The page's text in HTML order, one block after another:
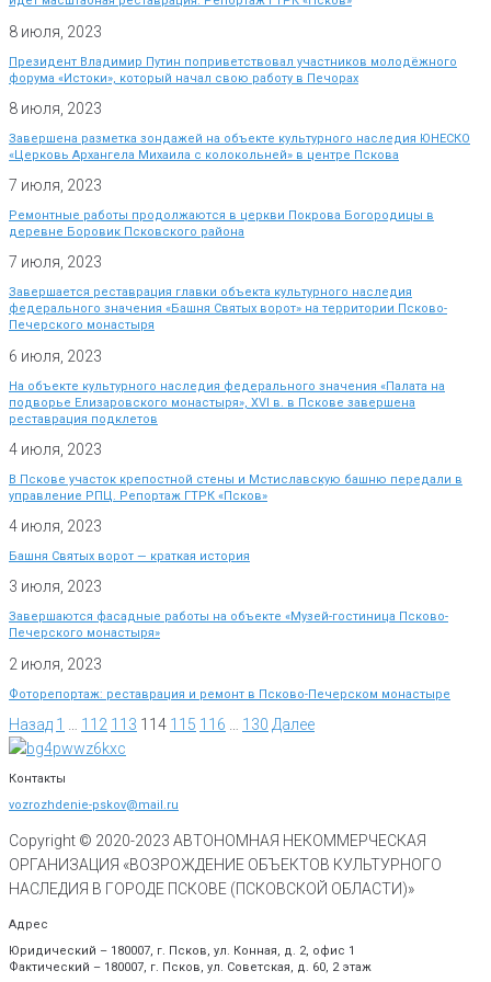
8 июля, 2023
Президент Владимир Путин поприветствовал участников молодёжного
форума «Истоки», который начал свою работу в Печорах
8 июля, 2023
Завершена разметка зондажей на объекте культурного наследия ЮНЕСКО
«Церковь Архангела Михаила с колокольней» в центре Пскова
7 июля, 2023
Ремонтные работы продолжаются в церкви Покрова Богородицы в
деревне Боровик Псковского района
7 июля, 2023
Завершается реставрация главки объекта культурного наследия
федерального значения «Башня Святых ворот» на территории Псково-
Печерского монастыря
6 июля, 2023
На объекте культурного наследия федерального значения «Палата на
подворье Елизаровского монастыря», XVI в. в Пскове завершена
реставрация подклетов
4 июля, 2023
В Пскове участок крепостной стены и Мстиславскую башню передали в
управление РПЦ. Репортаж ГТРК «Псков»
4 июля, 2023
Башня Святых ворот — краткая история
3 июля, 2023
Завершаются фасадные работы на объекте «Музей-гостиница Псково-
Печерского монастыря»
2 июля, 2023
Фоторепортаж: реставрация и ремонт в Псково-Печерском монастыре
Назад 1 112 113 114 115 116 130 Далее
Контакты
vozrozhdenie-pskov@mail.ru
Copyright © 2020-2023 АВТОНОМНАЯ НЕКОММЕРЧЕСКАЯ
ОРГАНИЗАЦИЯ «ВОЗРОЖДЕНИЕ ОБЪЕКТОВ КУЛЬТУРНОГО
НАСЛЕДИЯ В ГОРОДЕ ПСКОВЕ (ПСКОВСКОЙ ОБЛАСТИ)»
Адрес
Юридический – 180007, г. Псков, ул. Конная, д. 2, офис 1
Фактический – 180007, г. Псков, ул. Советская, д. 60, 2 этаж